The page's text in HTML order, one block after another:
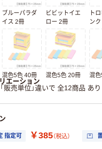
ブルーパラダ
イス 2冊
ビビットイエ
ロー 2冊
ト
ン
混色5色 40冊 混色5色 20冊 混
エーション
「販売単位」違いで 全12商品 あり
指定可 ￥385（税込）